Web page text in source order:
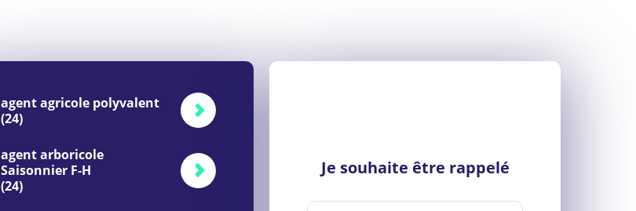
agent agricole polyvalent
(24)
agent arboricole
Saisonnier F-H
(24)
Je souhaite être rappelé